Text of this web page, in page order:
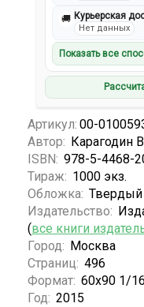
🚚 Курьерская
Нет данных
Показать все
Артикул: 00-
Автор: Карагодин
ISBN: 978-5-4468-
Тираж: 1000 экз.
Обложка: Твердый
Издательство:
(все книги
Город: Москва
Страниц: 496
Формат: 60х90 1/16
Год: 2015